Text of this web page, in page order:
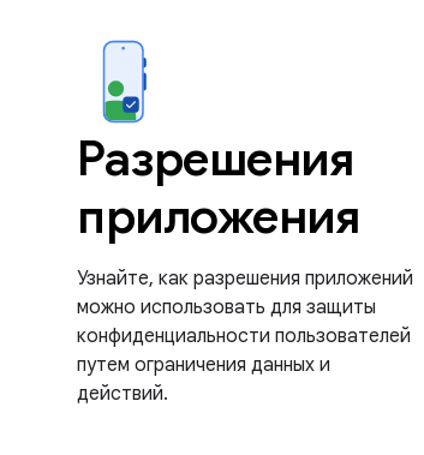
Разрешения
приложения
Узнайте, как разрешения приложений
можно использовать для защиты
конфиденциальности пользователей
путем ограничения данных и
действий.